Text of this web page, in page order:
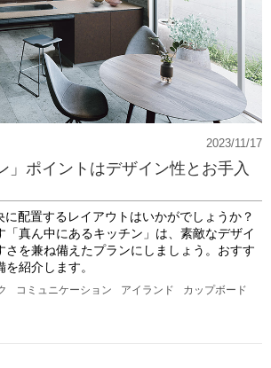
」ポイントはデザイン性とお手入
2023/11/17
に配置するレイアウトはいかがでしょうか？
「真ん中にあるキッチン」は、素敵なデザイ
さを兼ね備えたプランにしましょう。おすす
紹介します。
コミュニケーション アイランド
カップボード